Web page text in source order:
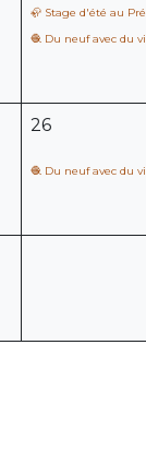
🦣 Stage d'été au
🧶 Du neuf avec du
26
🧶 Du neuf avec du